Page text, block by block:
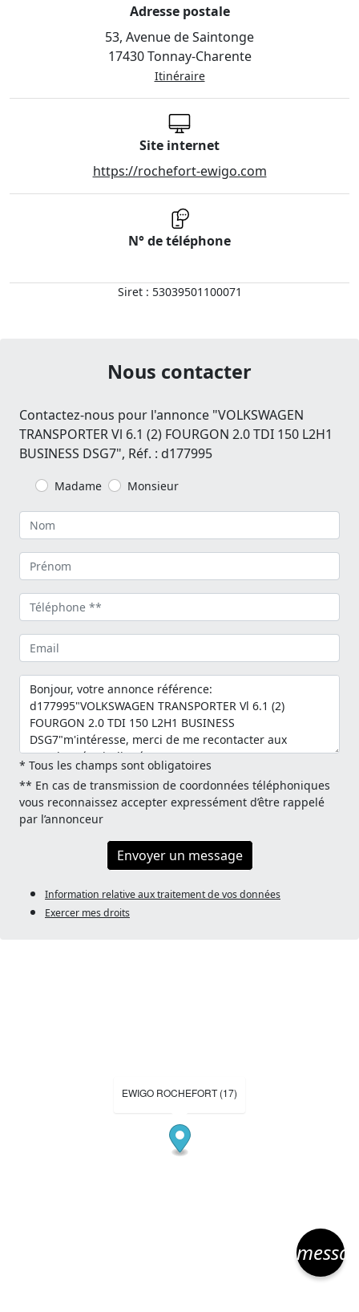
Adresse postale
53, Avenue de Saintonge
17430 Tonnay-Charente
Itinéraire
Site internet
https://rochefort-ewigo.com
N° de téléphone
Siret : 53039501100071
Nous contacter
Contactez-nous pour l'annonce "VOLKSWAGEN
TRANSPORTER Vl 6.1 (2) FOURGON 2.0 TDI 150 L2H1
BUSINESS DSG7", Réf. : d177995
Madame Monsieur
* Tous les champs sont obligatoires
** En cas de transmission de coordonnées téléphoniques
vous reconnaissez accepter expressément d’être rappelé
par l’annonceur
Envoyer un message
Information relative aux traitement de vos données
Exercer mes droits
EWIGO ROCHEFORT (17)